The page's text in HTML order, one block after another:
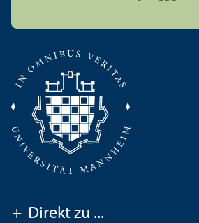
+ Direkt zu ...